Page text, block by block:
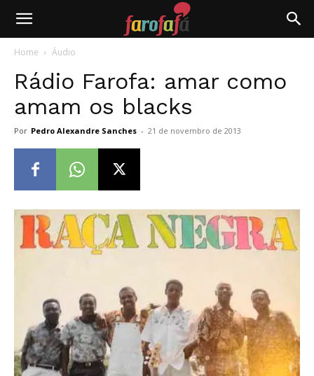
Farofafá
Home Áudio
Rádio Farofa: amar como
amam os blacks
Por Pedro Alexandre Sanches - 21 de novembro de 2013